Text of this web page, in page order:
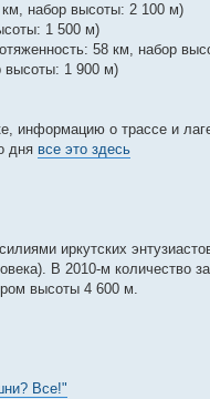
набор высоты: 2 100 м)
1 500 м)
58 км, набор
высоты: 1 900 м)
о трассе и
дня все это здесь
иркутских
В 2010-м количество
высоты 4 600 м.
Все!"